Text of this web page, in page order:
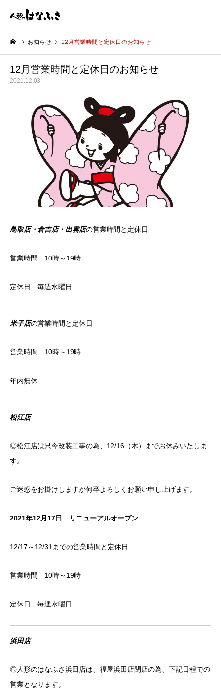
お知らせ 12月営業時間と定休日のお知らせ
12月営業時間と定休日のお知らせ
2021.12.03
鳥取店・倉吉店・出雲店の営業時間と定休日
営業時間 10時～19時
定休日 毎週水曜日
米子店の営業時間と定休日
営業時間 10時～19時
年内無休
松江店
◎松江店は只今改装工事の為、12/16（木）までお休みいたしま
す。
ご迷惑をお掛けしますが何卒よろしくお願い申し上げます。
2021年12月17日 リニューアルオープン
12/17～12/31までの営業時間と定休日
営業時間 10時～19時
定休日 毎週水曜日
浜田店
◎人形のはなふさ浜田店は、福屋浜田店閉店の為、下記日程での
営業となります。